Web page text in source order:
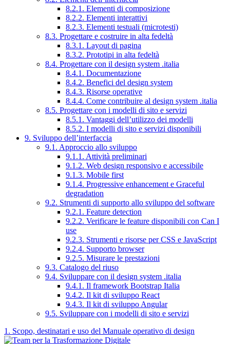
8.2.1. Elementi di composizione
8.2.2. Elementi interattivi
8.2.3. Elementi testuali (microtesti)
8.3. Progettare e costruire in alta fedeltà
8.3.1. Layout di pagina
8.3.2. Prototipi in alta fedeltà
8.4. Progettare con il design system .italia
8.4.1. Documentazione
8.4.2. Benefici del design system
8.4.3. Risorse operative
8.4.4. Come contribuire al design system .italia
8.5. Progettare con i modelli di sito e servizi
8.5.1. Vantaggi dell’utilizzo dei modelli
8.5.2. I modelli di sito e servizi disponibili
9. Sviluppo dell’interfaccia
9.1. Approccio allo sviluppo
9.1.1. Attività preliminari
9.1.2. Web design responsivo e accessibile
9.1.3. Mobile first
9.1.4. Progressive enhancement e Graceful
degradation
9.2. Strumenti di supporto allo sviluppo del software
9.2.1. Feature detection
9.2.2. Verificare le feature disponibili con Can I
use
9.2.3. Strumenti e risorse per CSS e JavaScript
9.2.4. Supporto browser
9.2.5. Misurare le prestazioni
9.3. Catalogo del riuso
9.4. Sviluppare con il design system .italia
9.4.1. Il framework Bootstrap Italia
9.4.2. Il kit di sviluppo React
9.4.3. Il kit di sviluppo Angular
9.5. Sviluppare con i modelli di sito e servizi
1. Scopo, destinatari e uso del Manuale operativo di design